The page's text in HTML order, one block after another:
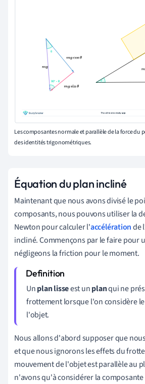
Les composantes normale et parallèle de la force du
des identités trigonométriques.
Équation du plan incliné
Maintenant que nous avons divisé le
composants, nous pouvons utiliser la
Newton pour calculer l'accélérationde
incliné. Commençons par le faire pour
négligeons la friction pour le moment.
Unplan lisseest unplanqui ne
frottement lorsque l'on considère
l'objet.
Nous allons d'abord supposer que
et que nous ignorons les effets du
mouvement de l'objet est parallèle au
n'avons qu'à considérer la